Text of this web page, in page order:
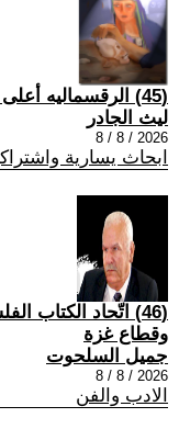
(45) الرقسماليه أعلى مراحل الأمبرياليه... ج١١
ليث الجادر
2026 / 8 / 8
ابحاث يسارية
(46) اتّحاد الكتاب
وقطاع غزة
جميل السلحوت
2026 / 8 / 8
الادب والفن